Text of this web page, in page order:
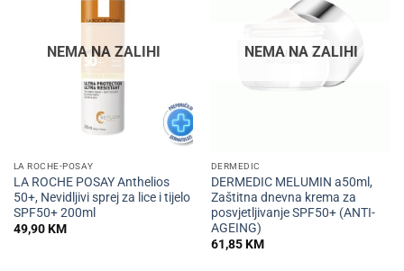
NEMA NA ZALIHI
LA ROCHE-POSAY
LA ROCHE POSAY Anthelios
50+, Nevidljivi sprej za lice i tijelo
SPF50+ 200ml
49,90KM
NEMA NA ZALIHI
DERMEDIC
DERMEDIC MELUMIN a50ml,
Zaštitna dnevna krema za
posvjetljivanje SPF50+ (ANTI-
AGEING)
61,85KM